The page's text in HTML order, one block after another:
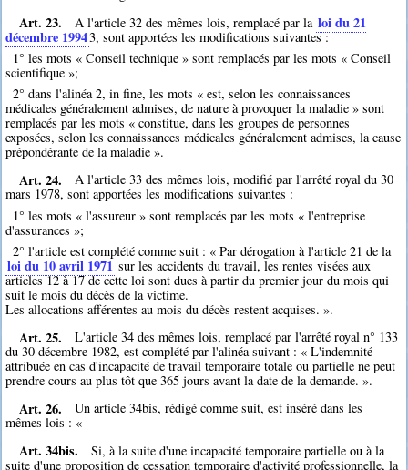
Art. 23. A l'article 32 des mêmes lois, remplacé par la loi du 21
décembre 19943, sont apportées les modifications suivantes :
1° les mots « Conseil technique » sont remplacés par les mots « Conseil
scientifique »;
2° dans l'alinéa 2, in fine, les mots « est, selon les connaissances
médicales généralement admises, de nature à provoquer la maladie » sont
remplacés par les mots « constitue, dans les groupes de personnes
exposées, selon les connaissances médicales généralement admises, la cause
prépondérante de la maladie ».
Art. 24.
A l'article 33 des mêmes lois, modifié par l'arrêté royal du 30
mars 1978, sont apportées les modifications suivantes :
1° les mots « l'assureur » sont remplacés par les mots « l'entreprise
d'assurances »;
2° l'article est complété comme suit : « Par dérogation à l'article 21 de la
loi du 10 avril 1971 sur les accidents du travail, les rentes visées aux
articles 12 à 17 de cette loi sont dues à partir du premier jour du mois qui
suit le mois du décès de la victime.
Les allocations afférentes au mois du décès restent acquises. ».
Art. 25.
L'article 34 des mêmes lois, remplacé par l'arrêté royal n° 133
du 30 décembre 1982, est complété par l'alinéa suivant : « L'indemnité
attribuée en cas d'incapacité de travail temporaire totale ou partielle ne peut
prendre cours au plus tôt que 365 jours avant la date de la demande. ».
Art. 26.
Un article 34bis, rédigé comme suit, est inséré dans les
mêmes lois : «
Art. 34bis.
Si, à la suite d'une incapacité temporaire partielle ou à la
suite d'une proposition de cessation temporaire d'activité professionnelle, la